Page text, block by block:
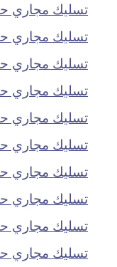
تسليك مجاري
تسليك مجاري
تسليك مجاري
تسليك مجاري
تسليك مجاري
تسليك مجاري
تسليك مجاري
تسليك مجاري
تسليك مجاري
تسليك مجاري